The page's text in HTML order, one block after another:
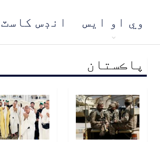
انڊس کاسٽ وي او ايس
پاڪستان مُنڍ
پاڪستان